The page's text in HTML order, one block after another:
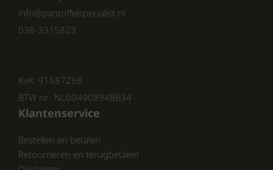
De neutrale beige kleur maakt deze Remonte
slipper eenvoudig te combineren met jurken,
Verstelbare dames slipper met
klittenband
Dankzij de praktische klittenbandsluiting pas
je de slipper eenvoudig aan naar jouw voet.
info@pantoffelspecialist.nl
038-3315823
KvK: 91687268
BTW nr.: NL004908948B34
Klantenservice
Bestellen en betalen
Retourneren en terugbetalen